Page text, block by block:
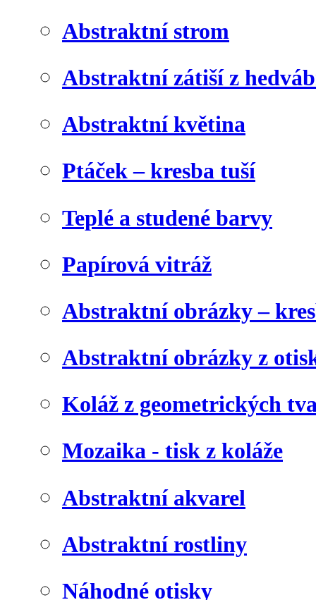
Abstraktní strom
Abstraktní zátiší z
Abstraktní květina
Ptáček – kresba tuší
Teplé a studené barvy
Papírová vitráž
Abstraktní obrázky –
Abstraktní obrázky z
Koláž z geometrických
Mozaika - tisk z koláže
Abstraktní akvarel
Abstraktní rostliny
Náhodné otisky